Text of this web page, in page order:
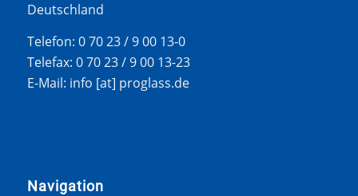
Deutschland
Telefon: 0 70 23 / 9 00 13-0
Telefax: 0 70 23 / 9 00 13-23
E-Mail: info [at] proglass.de
Navigation